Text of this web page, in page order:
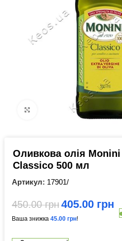
Click to enlarge
Оливкова олія
Classico 500 мл
Артикул: 17901/
450.00грн405.00 грн
Ваша знижка 45.00 грн!